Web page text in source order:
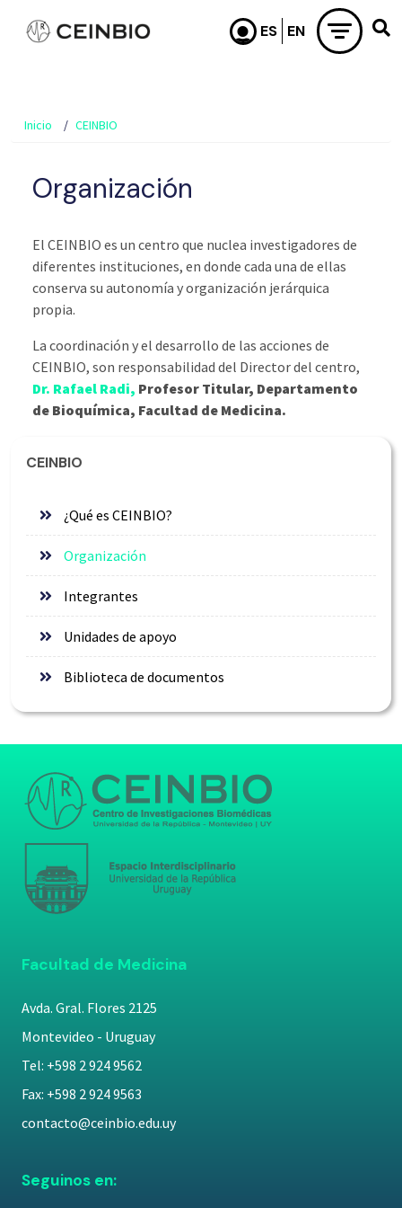
Pasar al contenido principal
Inicio CEINBIO
Organización
El CEINBIO es un centro que nuclea investigadores de
diferentes instituciones, en donde cada una de ellas
conserva su autonomía y organización jerárquica
propia.
La coordinación y el desarrollo de las acciones de
CEINBIO, son responsabilidad del Director del centro,
Dr. Rafael Radi, Profesor Titular, Departamento
de Bioquímica, Facultad de Medicina.
CEINBIO
¿Qué es CEINBIO?
Organización
Integrantes
Unidades de apoyo
Biblioteca de documentos
Facultad de Medicina
Avda. Gral. Flores 2125
Montevideo - Uruguay
Tel: +598 2 924 9562
Fax: +598 2 924 9563
contacto@ceinbio.edu.uy
Seguinos en: